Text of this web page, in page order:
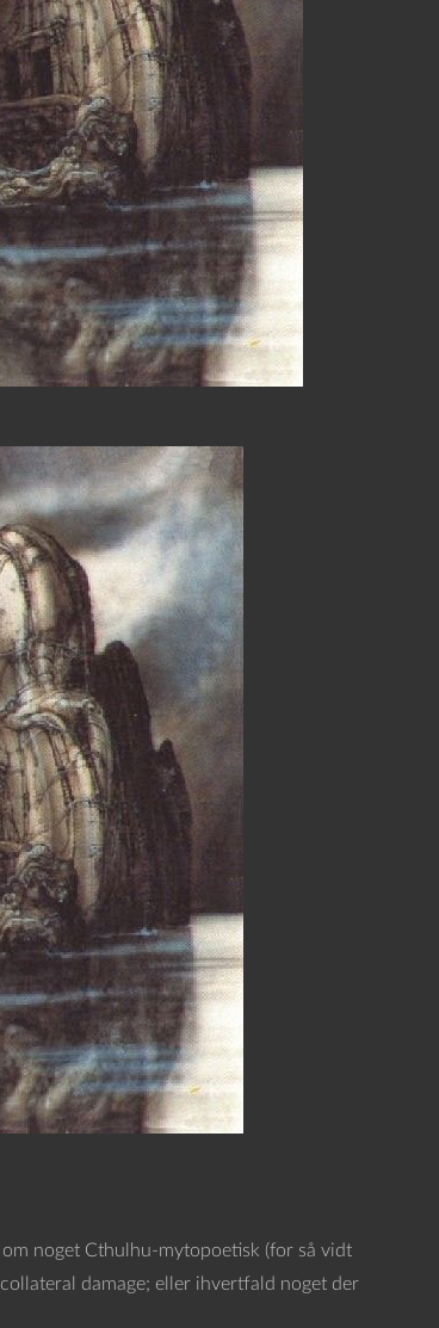
om noget Cthulhu-mytopoetisk (for så vidt
damage; eller ihvertfald noget der